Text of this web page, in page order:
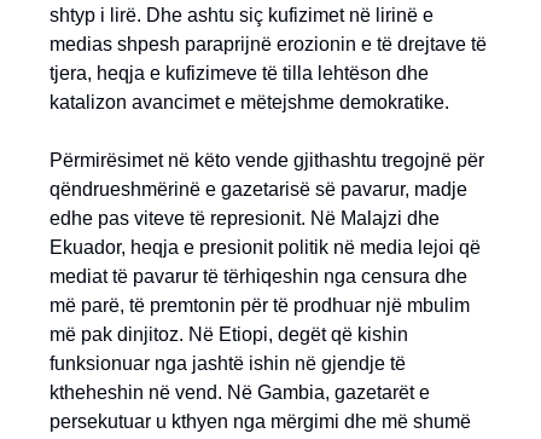
shtyp i lirë. Dhe ashtu siç kufizimet në lirinë e
medias shpesh paraprijnë erozionin e të drejtave të
tjera, heqja e kufizimeve të tilla lehtëson dhe
katalizon avancimet e mëtejshme demokratike.
Përmirësimet në këto vende gjithashtu tregojnë për
qëndrueshmërinë e gazetarisë së pavarur, madje
edhe pas viteve të represionit. Në Malajzi dhe
Ekuador, heqja e presionit politik në media lejoi që
mediat të pavarur të tërhiqeshin nga censura dhe
më parë, të premtonin për të prodhuar një mbulim
më pak dinjitoz. Në Etiopi, degët që kishin
funksionuar nga jashtë ishin në gjendje të
ktheheshin në vend. Në Gambia, gazetarët e
persekutuar u kthyen nga mërgimi dhe më shumë